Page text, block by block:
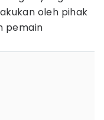
oleh pihak
pemain